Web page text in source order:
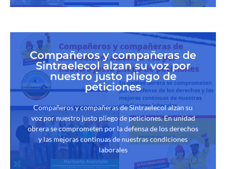
Compañeros y compañeras de
Sintraelecol alzan su voz por
nuestro justo pliego de
peticiones
Compañeros y compañeras de Sintraelecol alzan su
voz por nuestro justo pliego de peticiones. En unidad
obrera se comprometen por la defensa de los derechos
y las mejoras continuas de nuestras condiciones
laborales